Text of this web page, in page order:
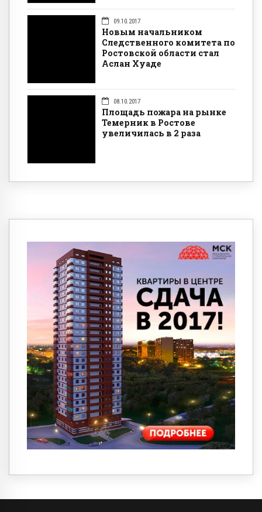
09.10.2017
Новым начальником
Следственного комитета по
Ростовской области стал
Аслан Хуаде
08.10.2017
Площадь пожара на рынке
Темерник в Ростове
увеличилась в 2 раза